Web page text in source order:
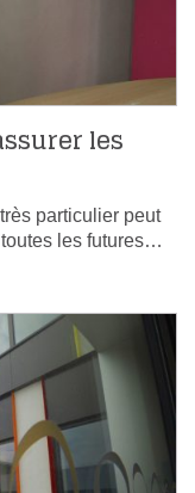
les
particulier peut
les futures…